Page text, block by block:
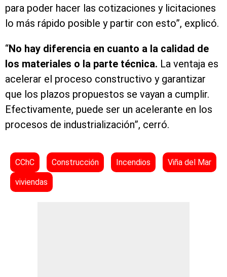
para poder hacer las cotizaciones y licitaciones
lo más rápido posible y partir con esto”, explicó.
“No hay diferencia en cuanto a la calidad de
los materiales o la parte técnica. La ventaja es
acelerar el proceso constructivo y garantizar
que los plazos propuestos se vayan a cumplir.
Efectivamente, puede ser un acelerante en los
procesos de industrialización”, cerró.
CChC Construcción Incendios Viña del Mar
viviendas